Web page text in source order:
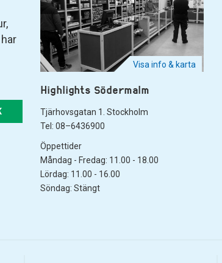
Visa info & karta
Highlights Södermalm
Tjärhovsgatan 1. Stockholm
Tel: 08–6436900
Öppettider
Måndag - Fredag: 11.00 - 18.00
Lördag: 11.00 - 16.00
Söndag: Stängt